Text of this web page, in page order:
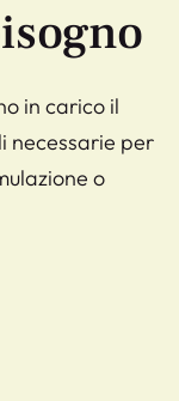
in carico il
necessarie per
o